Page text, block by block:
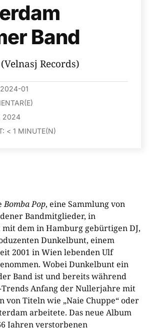
Band
(Velnasj Records)
2024-01
2024
< 1 MINUTE(N)
Bomba Pop, eine Sammlung von
Bandmitglieder, in
dem in Hamburg gebürtigen DJ,
Dunkelbunt, einem
2001 in Wien lebenden Ulf
Wobei Dunkelbunt ein
Band ist und bereits während
Trends Anfang der Nullerjahre mit
von Titeln wie „Naie Chuppe“ oder
arbeitete. Das neue Album
Jahren verstorbenen